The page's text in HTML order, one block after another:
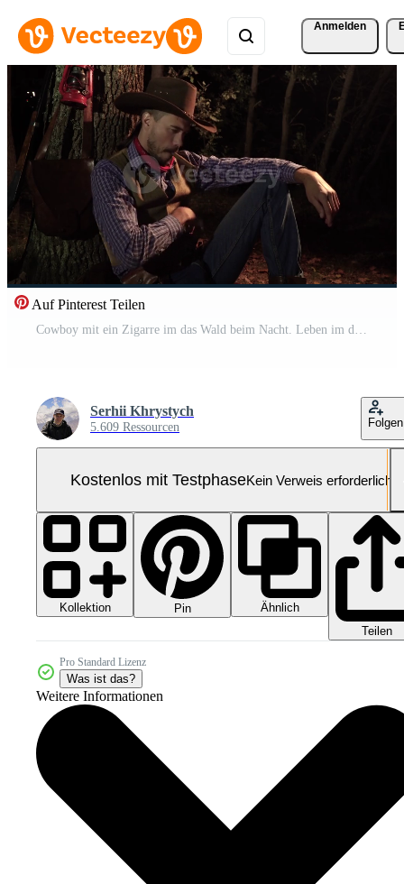
Anmelden
Auf Pinterest Teilen
Cowboy mit ein Zigarre im das Wald beim Nacht. Leben im das wild Westen von Amerika. 4k Pro Video
Serhii Khrystych
5.609 Ressourcen Folgen
Kostenlos mit TestphaseKein Verweis erforderlich
Kollektion Pin
Ähnlich
Teilen
Pro Standard Lizenz
Was ist das?
Weitere Informationen